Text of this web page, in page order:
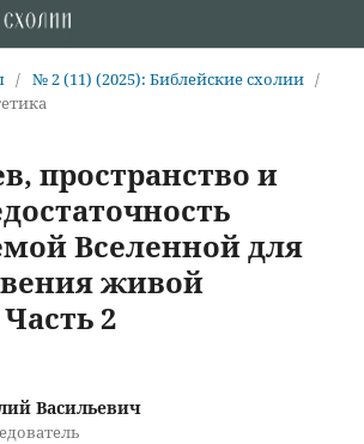
/ № 2 (11) (2025): Библейские схолии /
пространство и
Вселенной для
живой
2
Васильевич